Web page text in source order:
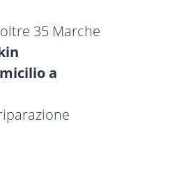
35 Marche
a